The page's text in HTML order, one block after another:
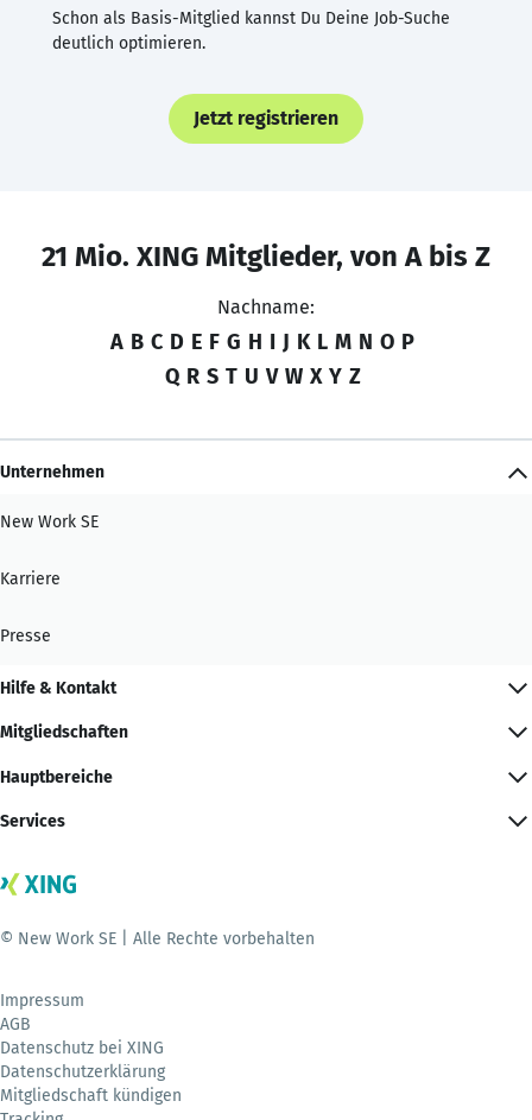
Schon als Basis-Mitglied kannst Du Deine Job-Suche
deutlich optimieren.
Jetzt registrieren
21 Mio. XING Mitglieder, von A bis Z
Nachname:
A B C D E F G H I J K L M N O P
Q R S T U V W X Y Z
Unternehmen
New Work SE
Karriere
Presse
Hilfe & Kontakt
Mitgliedschaften
Hauptbereiche
Services
© New Work SE | Alle Rechte vorbehalten
Impressum
AGB
Datenschutz bei XING
Datenschutzerklärung
Mitgliedschaft kündigen